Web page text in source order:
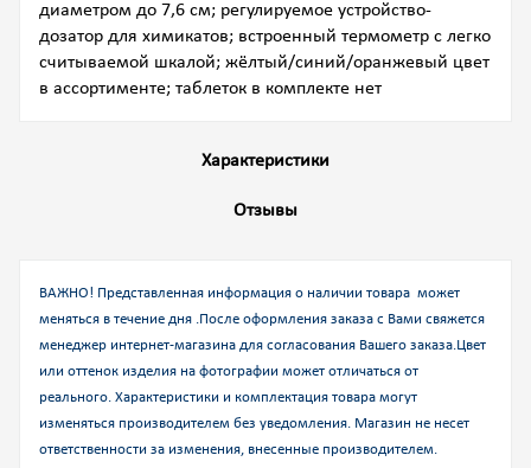
диаметром до 7,6 см; регулируемое устройство-
дозатор для химикатов; встроенный термометр с легко
считываемой шкалой; жёлтый/синий/оранжевый цвет
в ассортименте; таблеток в комплекте нет
Характеристики
Отзывы
ВАЖНО! Представленная информация о наличии товара может
меняться в течение дня .После оформления заказа с Вами свяжется
менеджер интернет-магазина для согласования Вашего заказа.Цвет
или оттенок изделия на фотографии может отличаться от
реального. Характеристики и комплектация товара могут
изменяться производителем без уведомления. Магазин не несет
ответственности за изменения, внесенные производителем.